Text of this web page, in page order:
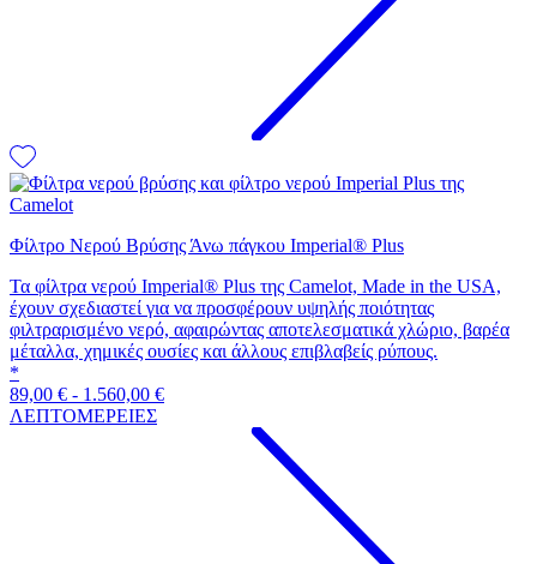
Φίλτρο Νερού Βρύσης Άνω πάγκου Imperial® Plus
Τα φίλτρα νερού Imperial® Plus της Camelot, Made in the USA,
έχουν σχεδιαστεί για να προσφέρουν υψηλής ποιότητας
φιλτραρισμένο νερό, αφαιρώντας αποτελεσματικά χλώριο, βαρέα
μέταλλα, χημικές ουσίες και άλλους επιβλαβείς ρύπους.
*
89,00 € - 1.560,00 €
ΛΕΠΤΟΜΕΡΕΙΕΣ